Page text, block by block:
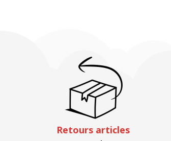
Retours articles